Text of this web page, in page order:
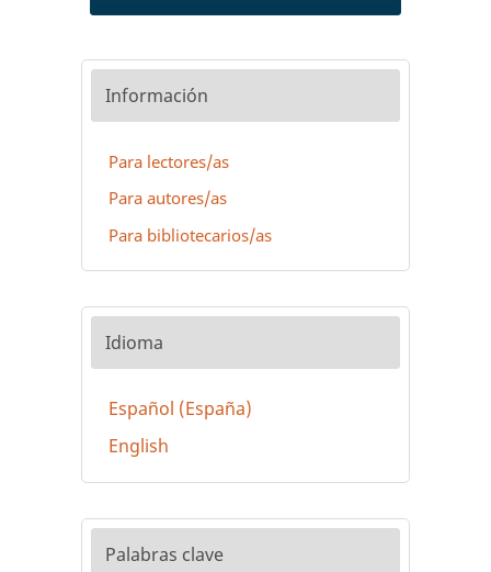
Información
Para lectores/as
Para autores/as
Para bibliotecarios/as
Idioma
Español (España)
English
Palabras clave